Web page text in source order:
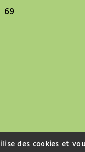
69
des cookies et